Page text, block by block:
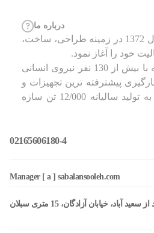
درباره ما
کارخانه سبلان سوله در سال 1372 در زمینه طراحی، ساخت،
خود را آغاز نمود.
این کارخانه مفتخر است که با بیش از 130 نفر نیروی انسانی
پیشترفته ترین تجهیزات و
فن آوری های تولید، اقدام به تولید سالیانه 12/000 تن سازه
02165606180-4
Manager [ a ] sabalansooleh.com
آباد، خیابان آزادگان، 15 متری سبلان